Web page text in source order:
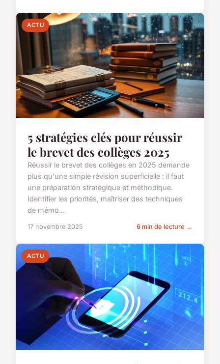
ACTU
5 stratégies clés pour réussir
le brevet des collèges 2025
Réussir le brevet des collèges en 2025 demande
plus qu'une simple révision superficielle : il faut
une préparation stratégique et méthodique.
Identifier les priorités, maîtriser des techniques
de mémo...
17 novembre 2025 6 min de lecture →
ACTU